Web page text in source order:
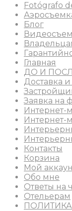
Fotógrafo
Блог
Главная
ДО И
Доставка и
Заявка на
Интернет-
Интернет-
Контакты
Корзина
Мой
Обо мне
Ответы на
Отельерам